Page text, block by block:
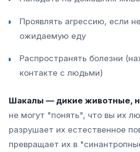
Проявлять агрессию, если
ожидаемую еду
Распространять болезни
контакте с людьми)
Шакалы — дикие животные,
не могут "понять", что вы их
разрушает их естественное
превращает их в